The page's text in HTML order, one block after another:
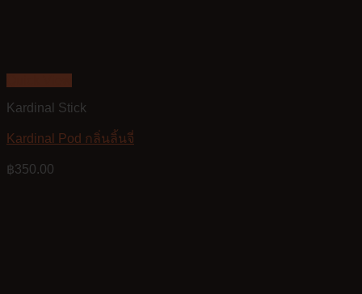
Kardinal Stick
Kardinal Pod กลิ่นลิ้นจี่
฿350.00